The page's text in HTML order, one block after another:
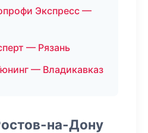
Экспресс —
— Рязань
— Владикавказ
на-Дону